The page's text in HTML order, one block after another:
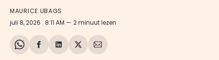
MAURICE UBAGS
juli 8, 2026 . 8:11 AM 2 minuut lezen
ShareDelenDelenShareDeel